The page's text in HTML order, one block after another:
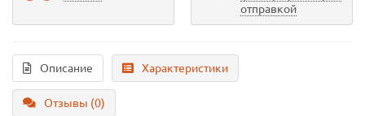
отправкой
Описание Характеристики
Отзывы (0)